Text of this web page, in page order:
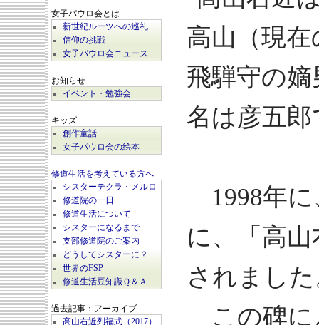
女子パウロ会とは
新世紀ルーツへの巡礼
信仰の挑戦
女子パウロ会ニュース
お知らせ
イベント・勉強会
キッズ
創作童話
女子パウロ会の絵本
修道生活を考えている方へ
シスターテクラ・メルロ
修道院の一日
修道生活について
シスターになるまで
支部修道院のご案内
どうしてシスターに？
世界のFSP
修道生活豆知識Ｑ＆Ａ
過去記事：アーカイブ
高山右近列福式（2017）
高山（現
飛騨守の
名は彦五
1998年に
に、「高
されまし
この碑に